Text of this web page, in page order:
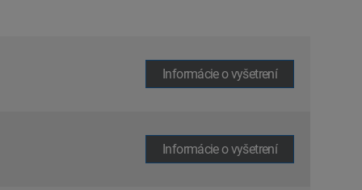
Informácie o vyšetrení
Informácie o vyšetrení